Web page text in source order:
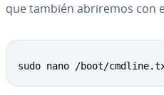
que también abriremos con
sudo nano /boot/